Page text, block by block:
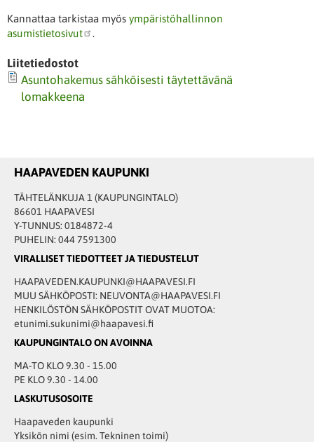
Kannattaa tarkistaa myös ympäristöhallinnon
asumistietosivut
.
Liitetiedostot
Asuntohakemus sähköisesti täytettävänä
lomakkeena
HAAPAVEDEN KAUPUNKI
TÄHTELÄNKUJA 1 (KAUPUNGINTALO)
86601 HAAPAVESI
Y-TUNNUS: 0184872-4
PUHELIN: 044 7591300
VIRALLISET TIEDOTTEET JA TIEDUSTELUT
HAAPAVEDEN.KAUPUNKI@HAAPAVESI.FI
MUU SÄHKÖPOSTI: NEUVONTA@HAAPAVESI.FI
HENKILÖSTÖN SÄHKÖPOSTIT OVAT MUOTOA:
etunimi.sukunimi@haapavesi.fi
KAUPUNGINTALO ON AVOINNA
MA-TO KLO 9.30 - 15.00
PE KLO 9.30 - 14.00
LASKUTUSOSOITE
Haapaveden kaupunki
Yksikön nimi (esim. Tekninen toimi)